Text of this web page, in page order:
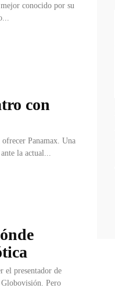
conocido por su
con
Panamax. Una
la actual...
el presentador de
Pero